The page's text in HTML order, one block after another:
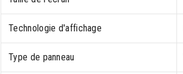
Technologie d'affichage
Type de panneau